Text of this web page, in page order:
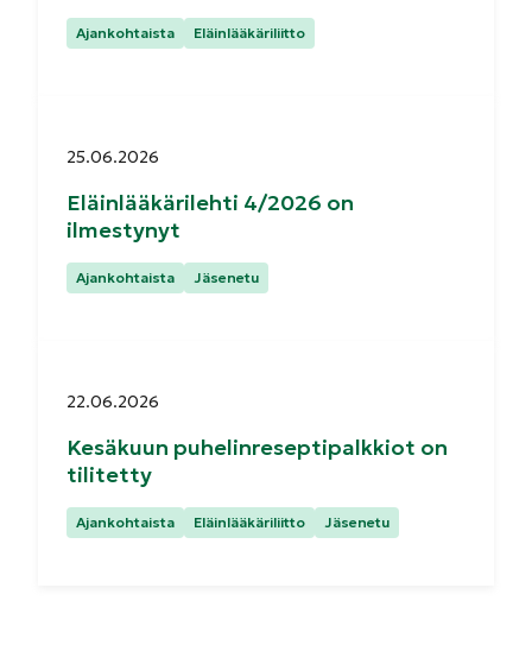
Kategoriat:
Ajankohtaista Eläinlääkäriliitto
Julkaistu:
25.06.2026
Eläinlääkärilehti 4/2026 on
ilmestynyt
Kategoriat:
Ajankohtaista Jäsenetu
Julkaistu:
22.06.2026
Kesäkuun puhelinreseptipalkkiot on
tilitetty
Kategoriat:
Ajankohtaista Eläinlääkäriliitto Jäsenetu